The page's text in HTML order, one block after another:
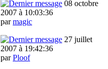
08 octobre
2007 à 10:03:36
parmagic
27 juillet
2007 à 19:42:36
parPloof